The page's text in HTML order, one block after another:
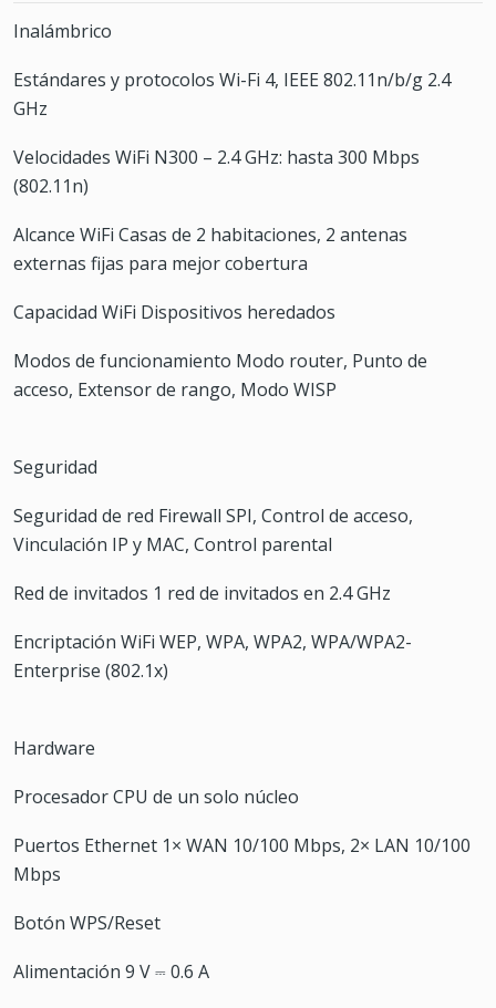
Inalámbrico
Estándares y protocolos Wi-Fi 4, IEEE 802.11n/b/g 2.4
GHz
Velocidades WiFi N300 – 2.4 GHz: hasta 300 Mbps
(802.11n)
Alcance WiFi Casas de 2 habitaciones, 2 antenas
externas fijas para mejor cobertura
Capacidad WiFi Dispositivos heredados
Modos de funcionamiento Modo router, Punto de
acceso, Extensor de rango, Modo WISP
Seguridad
Seguridad de red Firewall SPI, Control de acceso,
Vinculación IP y MAC, Control parental
Red de invitados 1 red de invitados en 2.4 GHz
Encriptación WiFi WEP, WPA, WPA2, WPA/WPA2-
Enterprise (802.1x)
Hardware
Procesador CPU de un solo núcleo
Puertos Ethernet 1× WAN 10/100 Mbps, 2× LAN 10/100
Mbps
Botón WPS/Reset
Alimentación 9 V ⎓ 0.6 A